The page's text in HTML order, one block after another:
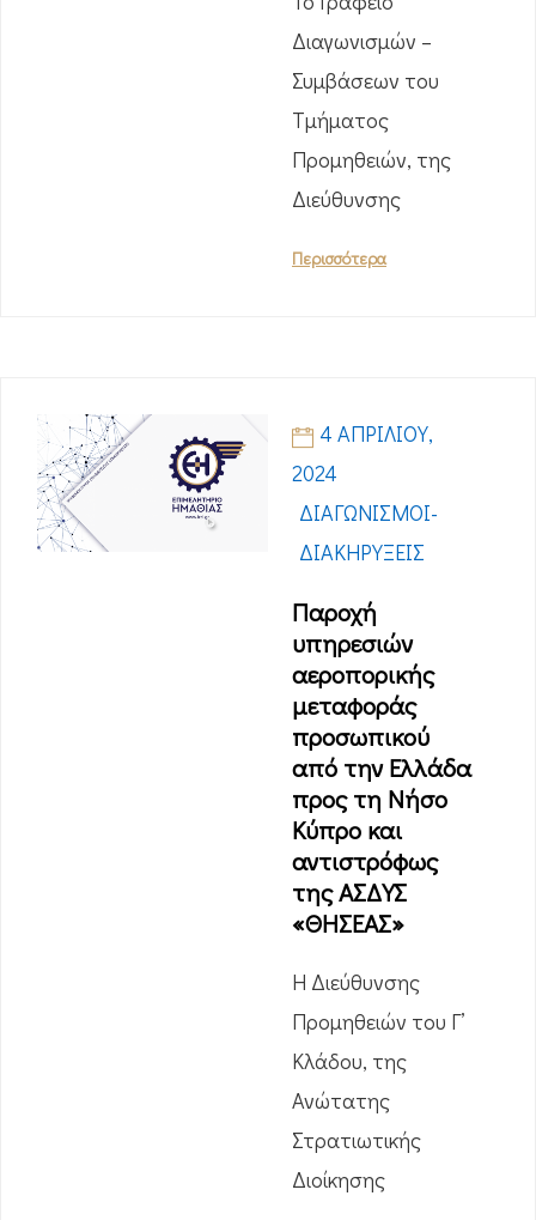
Διαγωνισμών –
Συμβάσεων του
Τμήματος
Προμηθειών, της
Διεύθυνσης
Περισσότερα
4 ΑΠΡΙΛΊΟΥ,
2024
ΔΙΑΓΩΝΙΣΜΟΊ-
ΔΙΑΚΗΡΎΞΕΙΣ
Παροχή
υπηρεσιών
αεροπορικής
μεταφοράς
προσωπικού
από την Ελλάδα
προς τη Νήσο
Κύπρο και
αντιστρόφως
της ΑΣΔΥΣ
«ΘΗΣΕΑΣ»
Η Διεύθυνσης
Προμηθειών του Γ’
Κλάδου, της
Ανώτατης
Στρατιωτικής
Διοίκησης